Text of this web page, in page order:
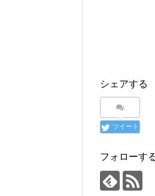
シェアする
ツイート
フォローす